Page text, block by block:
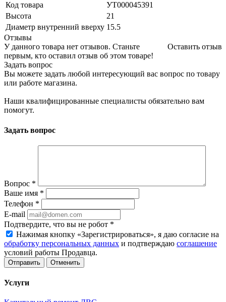
Код товара
УТ000045391
Высота
21
Диаметр внутренний вверху 15.5
Отзывы
Оставить отзыв
У данного товара нет отзывов. Станьте
первым, кто оставил отзыв об этом товаре!
Задать вопрос
Вы можете задать любой интересующий вас вопрос по товару
или работе магазина.
Наши квалифицированные специалисты обязательно вам
помогут.
Задать вопрос
Вопрос *
Ваше имя *
Телефон *
E-mail
Подтвердите, что вы не робот *
Нажимая кнопку «Зарегистрироваться», я даю согласие на
обработку персональных данных и подтверждаю соглашение
условий работы Продавца.
Отменить
Услуги